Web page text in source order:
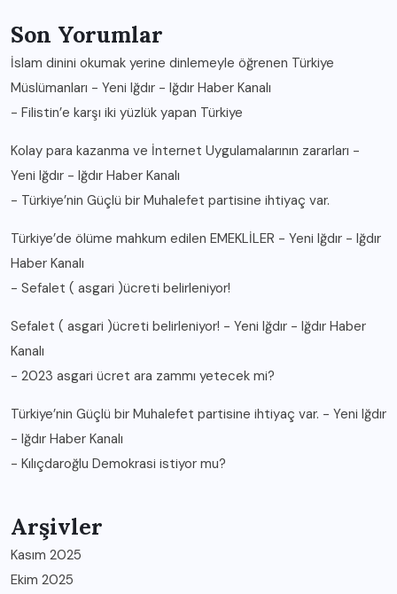
Son Yorumlar
İslam dinini okumak yerine dinlemeyle öğrenen Türkiye
Müslümanları - Yeni Iğdır - Iğdır Haber Kanalı
- Filistin’e karşı iki yüzlük yapan Türkiye
Kolay para kazanma ve İnternet Uygulamalarının zararları -
Yeni Iğdır - Iğdır Haber Kanalı
- Türkiye’nin Güçlü bir Muhalefet partisine ihtiyaç var.
Türkiye’de ölüme mahkum edilen EMEKLİLER - Yeni Iğdır - Iğdır
Haber Kanalı
- Sefalet ( asgari )ücreti belirleniyor!
Sefalet ( asgari )ücreti belirleniyor! - Yeni Iğdır - Iğdır Haber
Kanalı
- 2023 asgari ücret ara zammı yetecek mi?
Türkiye’nin Güçlü bir Muhalefet partisine ihtiyaç var. - Yeni Iğdır
- Iğdır Haber Kanalı
- Kılıçdaroğlu Demokrasi istiyor mu?
Arşivler
Kasım 2025
Ekim 2025